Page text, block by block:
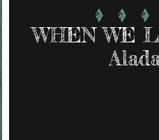
WHEN WE